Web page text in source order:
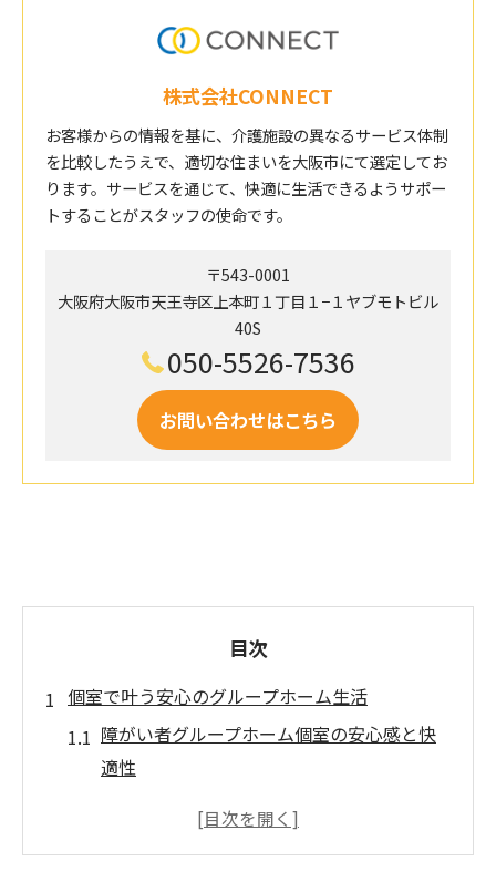
株式会社CONNECT
お客様からの情報を基に、介護施設の異なるサービス体制
を比較したうえで、適切な住まいを大阪市にて選定してお
ります。サービスを通じて、快適に生活できるようサポー
トすることがスタッフの使命です。
〒543-0001
大阪府大阪市天王寺区上本町１丁目１−１ヤブモトビル
40S
050-5526-7536
お問い合わせはこちら
目次
個室で叶う安心のグループホーム生活
障がい者グループホーム個室の安心感と快
適性
ワンルームでプライバシーを守る暮らしの